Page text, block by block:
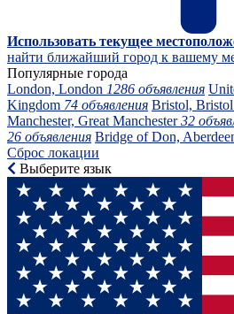
Использовать текущее
найти ближайший город к вашему
Популярные города
London, London 1286 объявления
Kingdom 74 объявления Bristol, Bristol
Manchester, Great Manchester32
26 объявления Bridge of Don,
Сброс локации
Выберите язык